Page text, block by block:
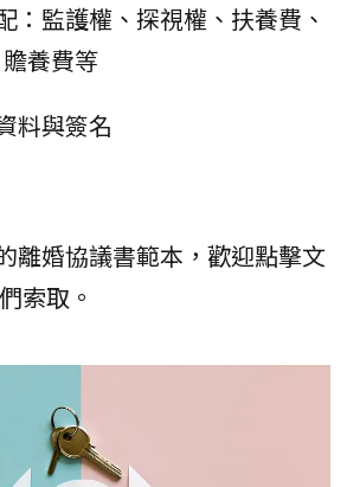
：監護權、探視權、扶養費、
贍養費等
料與簽名
離婚協議書範本，歡迎點擊文
索取。